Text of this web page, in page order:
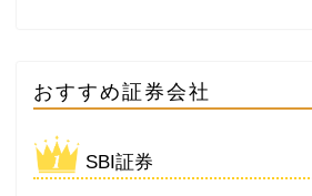
おすすめ証券会社
SBI証券